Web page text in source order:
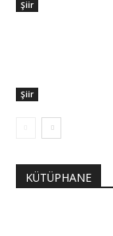
Şiir
Şiir
KÜTÜPHANE